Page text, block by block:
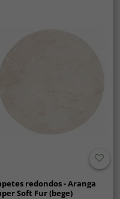
redondos - Aranga
Soft Fur (bege)